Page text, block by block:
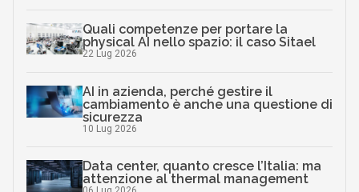
Quali competenze per portare la
physical AI nello spazio: il caso Sitael
22 Lug 2026
AI in azienda, perché gestire il
cambiamento è anche una questione di
sicurezza
10 Lug 2026
Data center, quanto cresce l’Italia: ma
attenzione al thermal management